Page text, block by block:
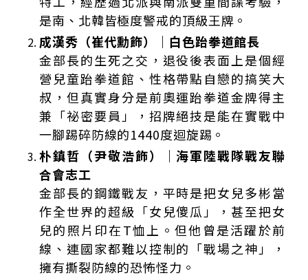
是南、北韓皆極度警戒的頂級王牌。
成漢秀（崔代勳飾）｜白色跆拳道館長
金部長的生死之交，退役後表面上是個經
營兒童跆拳道館、性格帶點自戀的搞笑大
叔，但真實身分是前奧運跆拳道金牌得主
兼「祕密要員」，招牌絕技是能在實戰中
一腳踢碎防線的1440度迴旋踢。
朴鎮哲（尹敬浩飾）｜海軍陸戰隊戰友聯
合會志工
金部長的鋼鐵戰友，平時是把女兒多彬當
作全世界的超級「女兒傻瓜」，甚至把女
兒的照片印在T恤上。但他曾是活躍於前
線、連國家都難以控制的「戰場之神」，
擁有撕裂防線的恐怖怪力。